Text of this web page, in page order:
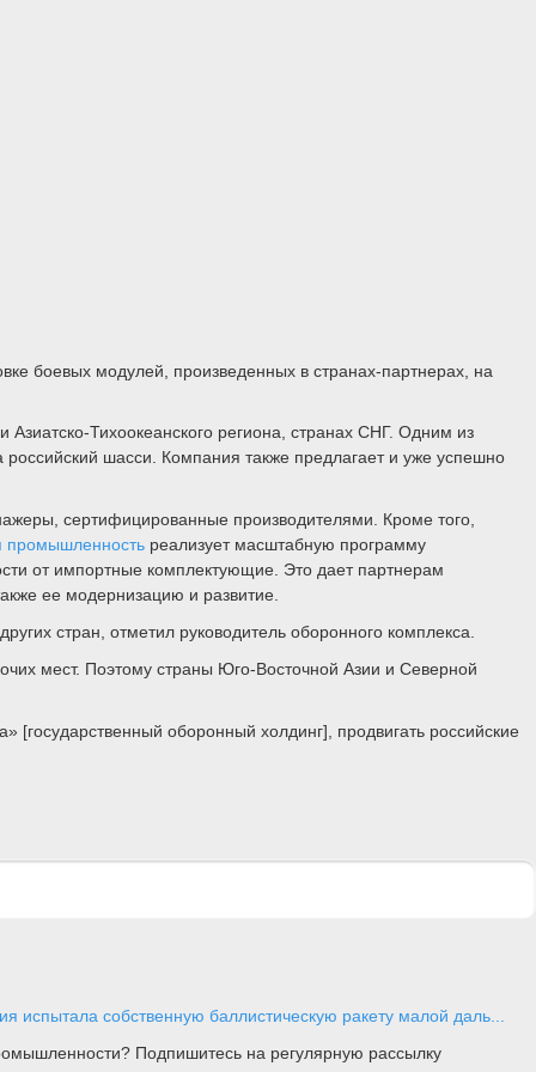
боевых модулей, произведенных в странах-партнерах, на
Азиатско-Тихоокеанского региона, странах СНГ. Одним из
российский шасси. Компания также предлагает и уже успешно
сертифицированные производителями. Кроме того,
промышленность реализует масштабную программу
от импортные комплектующие. Это дает партнерам
ее модернизацию и развитие.
стран, отметил руководитель оборонного комплекса.
мест. Поэтому страны Юго-Восточной Азии и Северной
[государственный оборонный холдинг], продвигать российские
испытала собственную баллистическую ракету малой даль...
Подпишитесь на регулярную рассылку